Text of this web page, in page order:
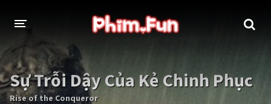
THỂ LOẠI
Thần thoại - Cổ trang
Sự Trỗi Dậy Của Kẻ Chinh Phục
Rise of the Conqueror